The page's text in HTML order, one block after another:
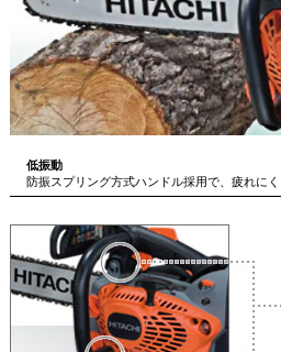
低振動
防振スプリング方式ハンドル採用で、疲れにく